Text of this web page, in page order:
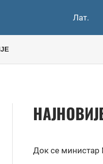
Лат.
Док се министар